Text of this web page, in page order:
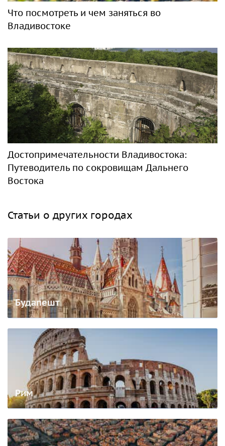
Что посмотреть и чем заняться во
Владивостоке
Достопримечательности Владивостока:
Путеводитель по сокровищам Дальнего
Востока
Статьи о других городах
Будапешт
Рим